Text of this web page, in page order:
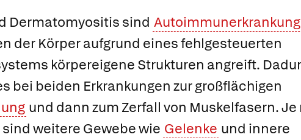
Dermatomyositis sind
der Körper aufgrund eines fehlgesteuerten
körpereigene Strukturen angreift.
bei beiden Erkrankungen zur großflächigen
und dann zum Zerfall von Muskelfasern. Je
weitere Gewebe wie Gelenke und innere